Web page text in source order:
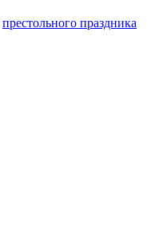
престольного праздника